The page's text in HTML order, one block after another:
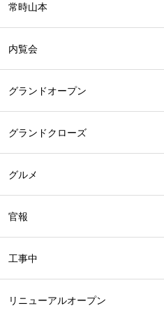
常時山本
内覧会
グランドオープン
グランドクローズ
グルメ
官報
工事中
リニューアルオープン